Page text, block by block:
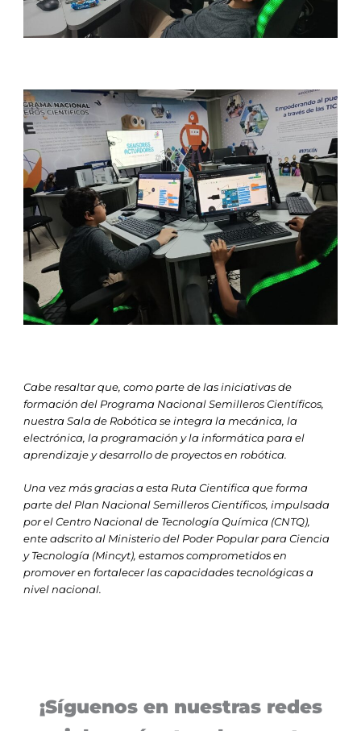
Cabe resaltar que, como parte de las iniciativas de
formación del Programa Nacional Semilleros Científicos,
nuestra Sala de Robótica se integra la mecánica, la
electrónica, la programación y la informática para el
aprendizaje y desarrollo de proyectos en robótica.
Una vez más gracias a esta Ruta Científica que forma
parte del Plan Nacional Semilleros Científicos, impulsada
por el Centro Nacional de Tecnología Química (CNTQ),
ente adscrito al Ministerio del Poder Popular para Ciencia
y Tecnología (Mincyt), estamos comprometidos en
promover en fortalecer las capacidades tecnológicas a
nivel nacional.
¡Síguenos en nuestras redes